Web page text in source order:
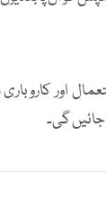
اور
گی۔